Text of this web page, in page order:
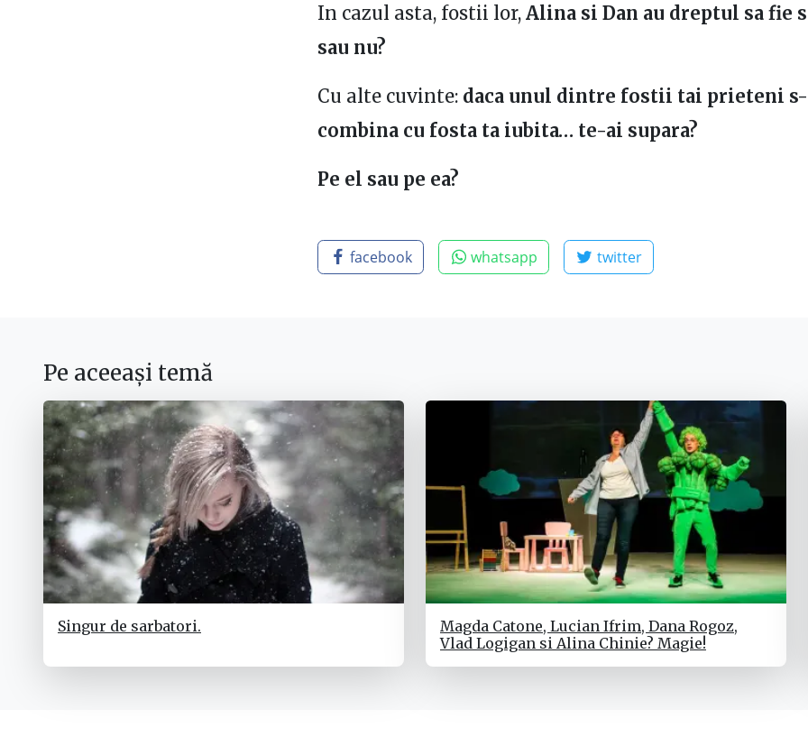
In cazul asta, fostii lor, Alina si Dan au dreptul sa fie
sau nu?
Cu alte cuvinte: daca unul dintre fostii tai prieteni
combina cu fosta ta iubita… te-ai supara?
Pe el sau pe ea?
facebook whatsapp twitter
Pe aceeași temă
Singur de sarbatori.
Magda Catone, Lucian Ifrim, Dana Rogoz,
Vlad Logigan si Alina Chinie? Magie!